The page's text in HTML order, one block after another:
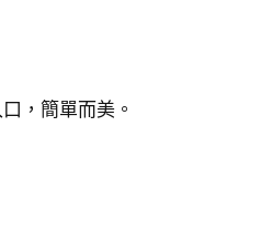
，簡單而美。